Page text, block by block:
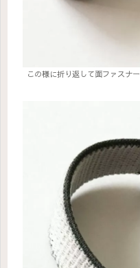
この様に折り返して面ファスナ